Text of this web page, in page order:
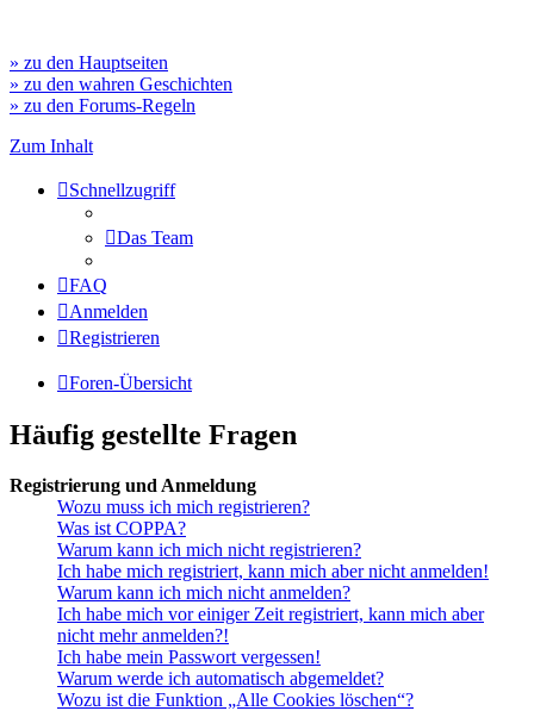
» zu den Hauptseiten
» zu den wahren Geschichten
» zu den Forums-Regeln
Zum Inhalt
Schnellzugriff
Das Team
FAQ
Anmelden
Registrieren
Foren-Übersicht
Häufig gestellte Fragen
Registrierung und Anmeldung
Wozu muss ich mich registrieren?
Was ist COPPA?
Warum kann ich mich nicht registrieren?
Ich habe mich registriert, kann mich aber nicht anmelden!
Warum kann ich mich nicht anmelden?
Ich habe mich vor einiger Zeit registriert, kann mich aber
nicht mehr anmelden?!
Ich habe mein Passwort vergessen!
Warum werde ich automatisch abgemeldet?
Wozu ist die Funktion „Alle Cookies löschen“?